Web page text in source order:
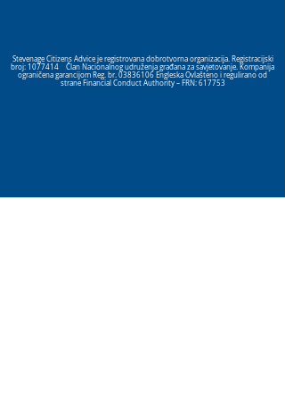
Stevenage Citizens Advice je registrovana dobrotvorna organizacija. Registracijski
broj: 1077414 Član Nacionalnog udruženja građana za savjetovanje. Kompanija
ograničena garancijom Reg. br. 03836106 Engleska Ovlašteno i regulirano od
strane Financial Conduct Authority – FRN: 617753